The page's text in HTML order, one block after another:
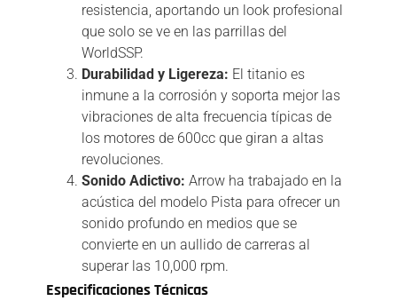
resistencia, aportando un look profesional
que solo se ve en las parrillas del
WorldSSP.
Durabilidad y Ligereza: El titanio es
inmune a la corrosión y soporta mejor las
vibraciones de alta frecuencia típicas de
los motores de 600cc que giran a altas
revoluciones.
Sonido Adictivo: Arrow ha trabajado en la
acústica del modelo Pista para ofrecer un
sonido profundo en medios que se
convierte en un aullido de carreras al
superar las 10,000 rpm.
Especificaciones Técnicas